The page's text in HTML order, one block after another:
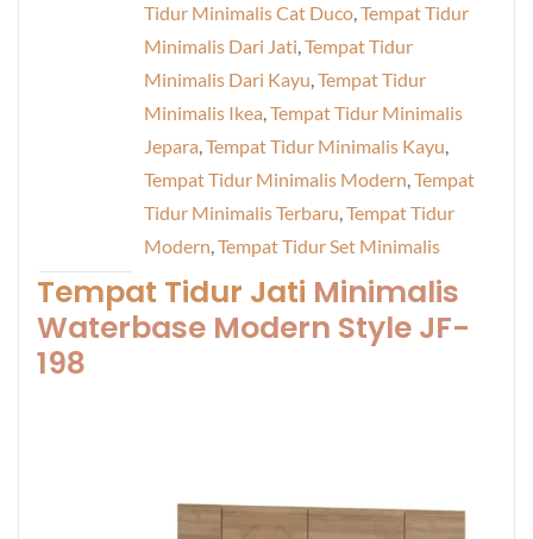
Tidur Minimalis Cat Duco,Tempat Tidur
Minimalis Dari Jati,Tempat Tidur
Minimalis Dari Kayu,Tempat Tidur
Minimalis Ikea,Tempat Tidur Minimalis
Jepara,Tempat Tidur Minimalis Kayu,
Tempat Tidur Minimalis Modern,Tempat
Tidur Minimalis Terbaru,Tempat Tidur
Modern,Tempat Tidur Set Minimalis
Tempat Tidur Jati Minimalis
Waterbase Modern Style JF-
198